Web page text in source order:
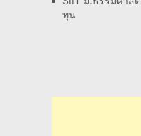
ทุน